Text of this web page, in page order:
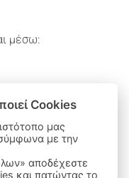
μέσω:
Cookies
μας
με την
και πατώντας το